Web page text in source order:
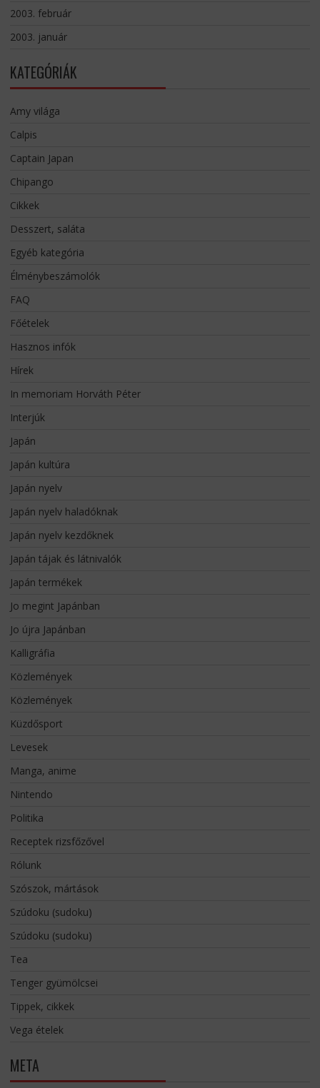
2003. február
2003. január
KATEGÓRIÁK
Amy világa
Calpis
Captain Japan
Chipango
Cikkek
Desszert, saláta
Egyéb kategória
Élménybeszámolók
FAQ
Főételek
Hasznos infók
Hírek
In memoriam Horváth Péter
Interjúk
Japán
Japán kultúra
Japán nyelv
Japán nyelv haladóknak
Japán nyelv kezdőknek
Japán tájak és látnivalók
Japán termékek
Jo megint Japánban
Jo újra Japánban
Kalligráfia
Közlemények
Közlemények
Küzdősport
Levesek
Manga, anime
Nintendo
Politika
Receptek rizsfőzővel
Rólunk
Szószok, mártások
Szúdoku (sudoku)
Szúdoku (sudoku)
Tea
Tenger gyümölcsei
Tippek, cikkek
Vega ételek
META